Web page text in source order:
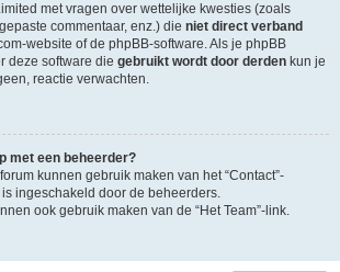
met vragen over wettelijke kwesties (zoals
commentaar, enz.) die niet direct verband
website of de phpBB-software. Als je phpBB
deze software die gebruikt wordt door derden kun je
reactie verwachten.
met een beheerder?
kunnen gebruik maken van het “Contact”-
ingeschakeld door de beheerders.
ook gebruik maken van de “Het Team”-link.